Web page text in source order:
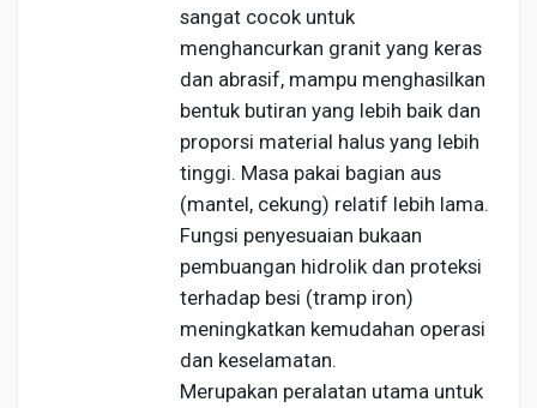
sangat cocok untuk
menghancurkan granit yang keras
dan abrasif, mampu menghasilkan
bentuk butiran yang lebih baik dan
proporsi material halus yang lebih
tinggi. Masa pakai bagian aus
(mantel, cekung) relatif lebih lama.
Fungsi penyesuaian bukaan
pembuangan hidrolik dan proteksi
terhadap besi (tramp iron)
meningkatkan kemudahan operasi
dan keselamatan.
Merupakan peralatan utama untuk